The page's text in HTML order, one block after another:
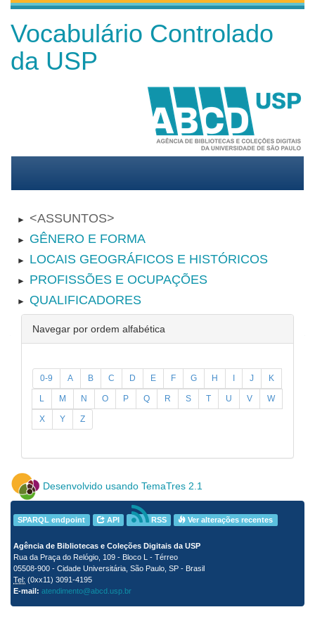
Vocabulário Controlado
da USP
► ASSUNTOS
► GÊNERO E FORMA
► LOCAIS GEOGRÁFICOS E HISTÓRICOS
► PROFISSÕES E OCUPAÇÕES
► QUALIFICADORES
Navegar por ordem alfabética
0-9 A B C D E F G H I J K
L M N O P Q R S T U V W
X Y Z
Desenvolvido usando TemaTres 2.1
SPARQL endpoint API RSS Ver alterações recentes
Agência de Bibliotecas e Coleções Digitais da USP
Rua da Praça do Relógio, 109 - Bloco L - Térreo
05508-900 - Cidade Universitária, São Paulo, SP - Brasil
Tel: (0xx11) 3091-4195
E-mail: atendimento@abcd.usp.br